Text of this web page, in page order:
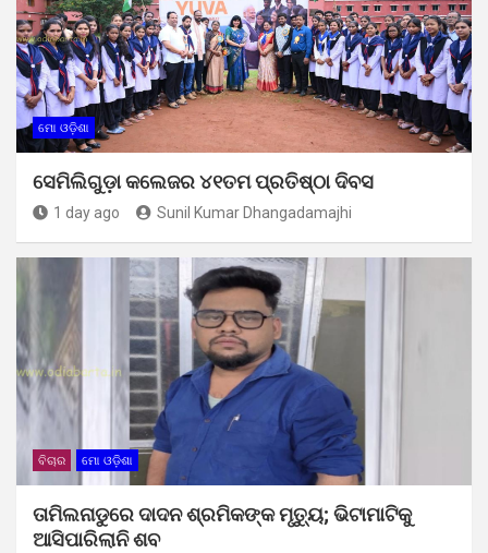
ମୋ ଓଡ଼ିଶା
ସେମିଲିଗୁଡ଼ା କଲେଜର ୪୧ତମ ପ୍ରତିଷ୍ଠା ଦିବସ
1 day ago Sunil Kumar Dhangadamajhi
ବିଚାର ମୋ ଓଡ଼ିଶା
ତାମିଲନାଡୁରେ ଦାଦନ ଶ୍ରମିକଙ୍କ ମୃତ୍ୟୁ; ଭିଟାମାଟିକୁ
ଆସିପାରିଲାନି ଶବ